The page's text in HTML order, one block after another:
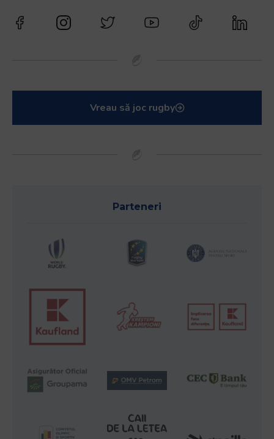
Vreau să joc rugby
Parteneri